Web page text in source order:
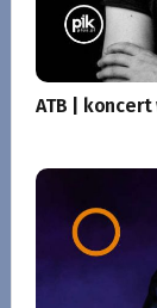
ATB |